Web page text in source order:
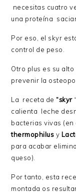
necesitas cuatro
una proteína
Por eso, el skyr
control de peso.
Otro plus es su
prevenir la
La receta de“skyr“
calienta leche
bacterias vivas
thermophilus y
para acabar
queso).
Por tanto, esta
montada os